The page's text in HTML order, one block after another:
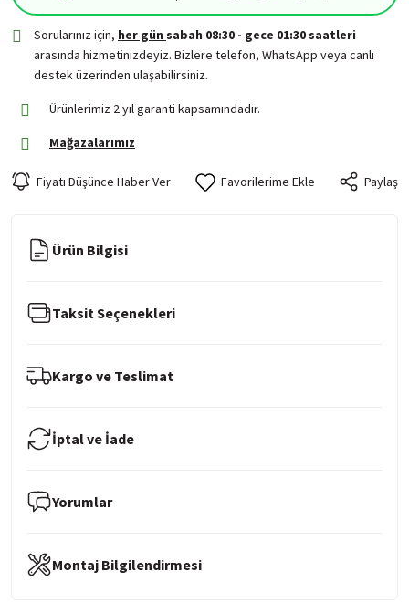
Sorularınız için, her gün sabah 08:30 - gece 01:30 saatleri
arasında hizmetinizdeyiz. Bizlere telefon, WhatsApp veya canlı
destek üzerinden ulaşabilirsiniz.
Ürünlerimiz 2 yıl garanti kapsamındadır.
Mağazalarımız
Fiyatı Düşünce Haber Ver Paylaş
Ürün Bilgisi
Taksit Seçenekleri
Kargo ve Teslimat
İptal ve İade
Yorumlar
Montaj Bilgilendirmesi